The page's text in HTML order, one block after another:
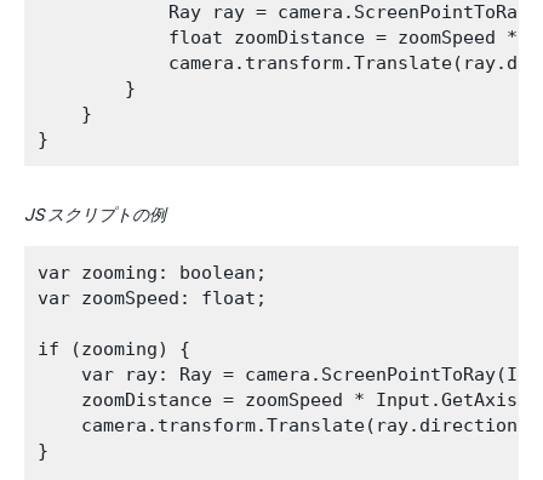
Ray ray =
float zoomDistance = zoomSpeed *
        }
    }
JS スクリプトの例
var zooming: boolean;
var zoomSpeed: float;
if (zooming) {
var ray: Ray =
zoomDistance = zoomSpeed *
camera.transform.Translate(ray.direction
}